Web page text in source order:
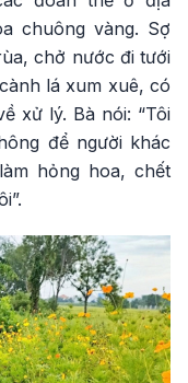
chuông vàng. Sợ
chở nước đi tưới
lá xum xuê, có
xử lý. Bà nói: “Tôi
để người khác
hỏng hoa, chết